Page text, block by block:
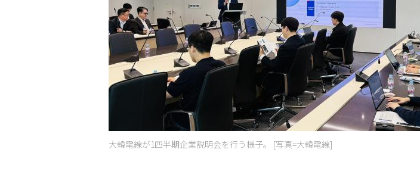
大韓電線が1四半期企業説明会を行う様子。 [写真=大韓電線]